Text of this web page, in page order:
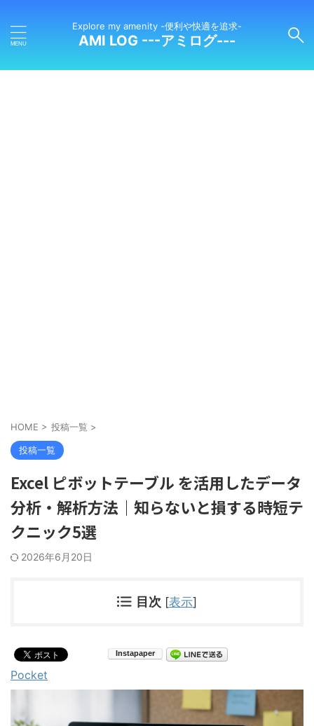
Explore my amenity -便利や快適を追求-
AMI LOG ---アミログ---
HOME > 投稿一覧 >
投稿一覧
Excel ピボットテーブル を活用したデータ
分析・解析方法｜知らないと損する時短テ
クニック5選
2026年6月20日
目次 [表示]
Pocket